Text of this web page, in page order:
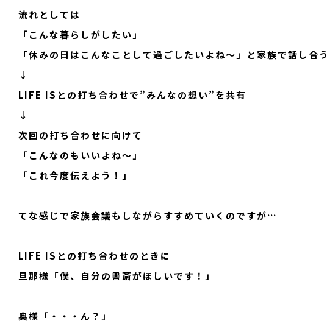
流れとしては
「こんな暮らしがしたい」
「休みの日はこんなことして過ごしたいよね～」と家族で話し合う
↓
LIFE ISとの打ち合わせで”みんなの想い”を共有
↓
次回の打ち合わせに向けて
「こんなのもいいよね～」
「これ今度伝えよう！」
てな感じで家族会議もしながらすすめていくのですが…
LIFE ISとの打ち合わせのときに
旦那様「僕、自分の書斎がほしいです！」
奥様「・・・ん？」